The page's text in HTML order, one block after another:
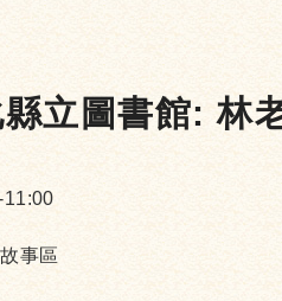
立圖書館: 林
11:00
事區